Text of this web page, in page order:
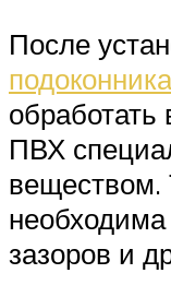
После
обработать
ПВХ
веществом.
зазоров и